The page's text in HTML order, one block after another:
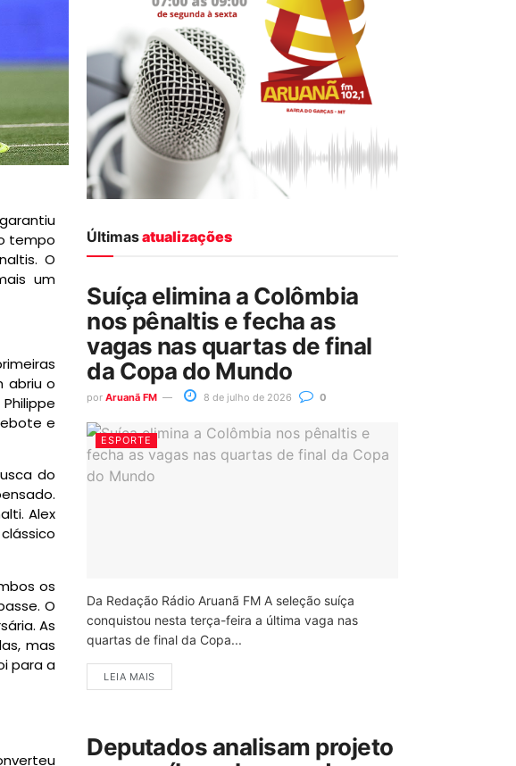
tempo
O
um
abriu o
e
do
Alex
os
O
As
mas
para a
Últimasatualizações
Suíça elimina a Colômbia
nos pênaltis e fecha as
vagas nas quartas de final
da Copa do Mundo
por Aruanã FM 8 de julho de 2026 0
ESPORTE
Da Redação Rádio Aruanã FM A seleção suíça
conquistou nesta terça-feira a última vaga nas
quartas de final da Copa...
LEIA MAIS
Deputados analisam projeto